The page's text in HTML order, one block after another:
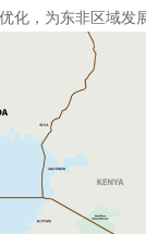
化，为东非区域发